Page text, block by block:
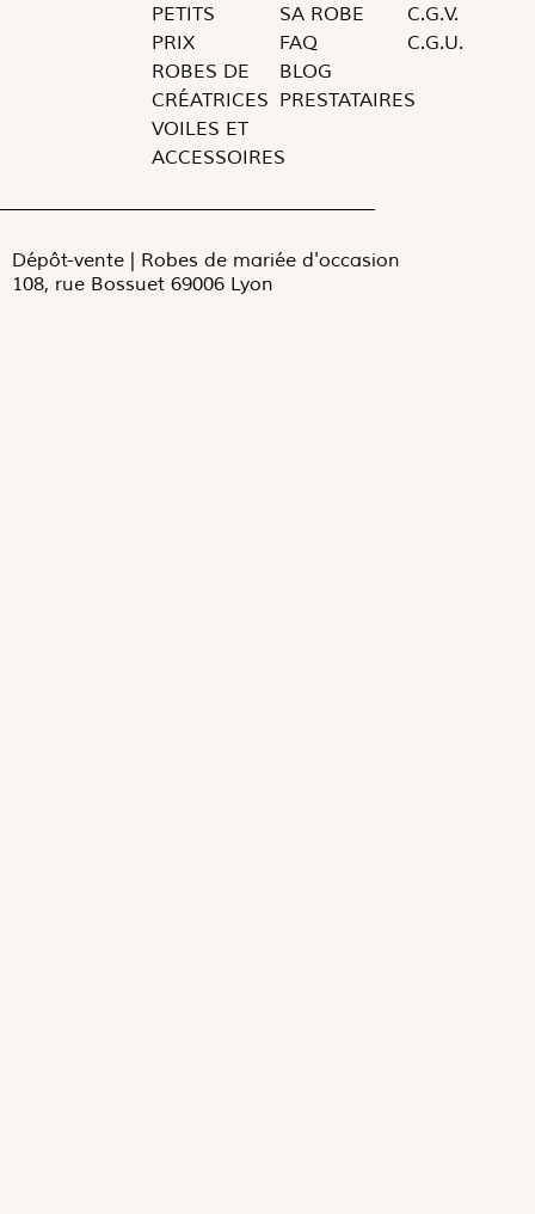
PETITS
PRIX
ROBES DE
CRÉATRICES
VOILES ET
ACCESSOIRES
SA ROBE
FAQ
BLOG
PRESTATAIRES
C.G.V.
C.G.U.
Dépôt-vente | Robes de mariée d'occasion
108, rue Bossuet 69006 Lyon